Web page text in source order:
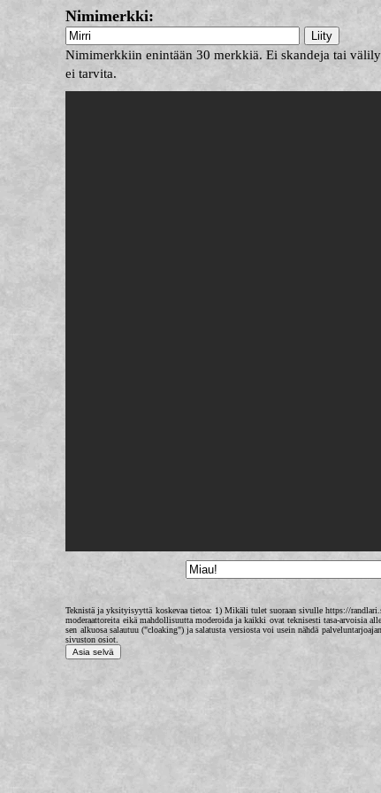
Nimimerkki:
Nimimerkkiin enintään 30 merkkiä. Ei skandeja tai
ei tarvita.
Teknistä ja yksityisyyttä koskevaa tietoa: 1) Mikäli tulet suoraan sivulle https://
moderaattoreita eikä mahdollisuutta moderoida ja kaikki ovat teknisesti tasa-
sen alkuosa salautuu ("cloaking") ja salatusta versiosta voi usein nähdä
sivuston osiot.